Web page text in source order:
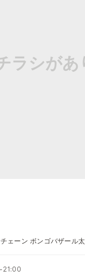
ラシがあ
ェーン ボンゴバザール